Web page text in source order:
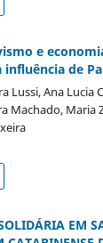
e
influência de
Lussi, Ana Lucia
Machado, Maria
EM